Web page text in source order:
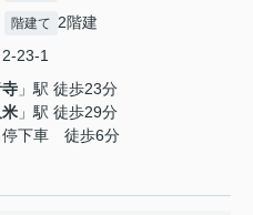
階建て 2階建
23-1
」駅 徒歩23分
」駅 徒歩29分
停下車 徒歩6分